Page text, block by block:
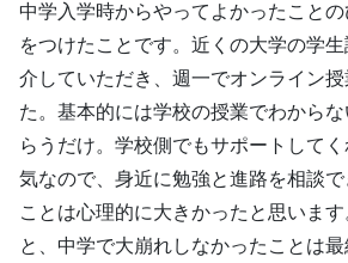
中学入学時からやってよかったこと
をつけたことです。近くの大学の学
介していただき、週一でオンライン
た。基本的には学校の授業でわから
らうだけ。学校側でもサポートして
気なので、身近に勉強と進路を相談
ことは心理的に大きかったと思いま
と、中学で大崩れしなかったことは